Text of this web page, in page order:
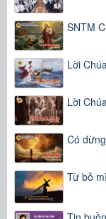
SNTM
Lời
Lời
Có
Từ bỏ